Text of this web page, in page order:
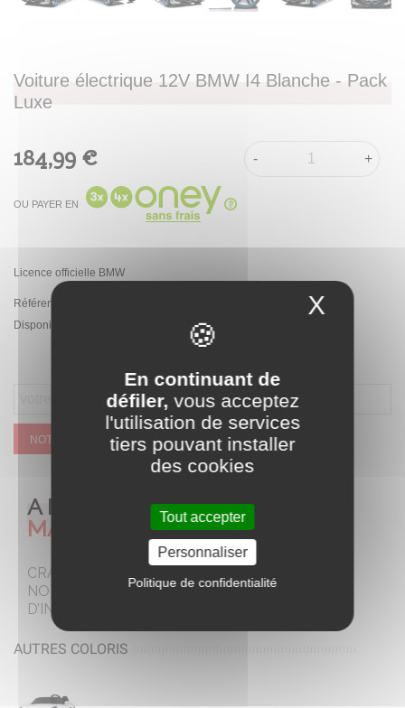
Voiture électrique 12V BMW I4 Blanche - Pack
Luxe
184,99 €
OU PAYER EN
- +
Licence officielle BMW
Référence:
Disponibilité :
Rupture de stock temporaire
NOTIFIEZ MOI QUAND CE SERA DISPONIBLE
A NE PAS
MANQUER
CRAQUEZ POUR
NOTRE SELECTION
D’INCONTOURNABLES
AUTRES COLORIS
En continuant de
défiler, vous acceptez
l'utilisation de services
tiers pouvant installer
des cookies
Tout accepter
Personnaliser
Politique de confidentialité
X